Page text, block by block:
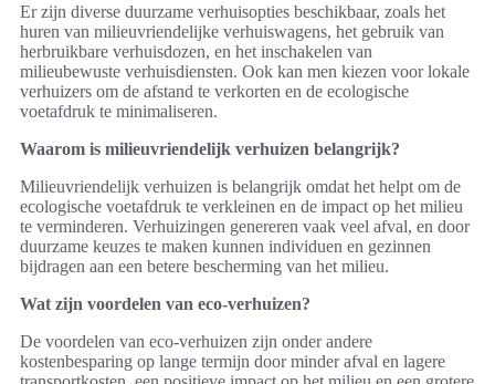
Er zijn diverse duurzame verhuisopties beschikbaar, zoals het
huren van milieuvriendelijke verhuiswagens, het gebruik van
herbruikbare verhuisdozen, en het inschakelen van
milieubewuste verhuisdiensten. Ook kan men kiezen voor lokale
verhuizers om de afstand te verkorten en de ecologische
voetafdruk te minimaliseren.
Waarom is milieuvriendelijk verhuizen belangrijk?
Milieuvriendelijk verhuizen is belangrijk omdat het helpt om de
ecologische voetafdruk te verkleinen en de impact op het milieu
te verminderen. Verhuizingen genereren vaak veel afval, en door
duurzame keuzes te maken kunnen individuen en gezinnen
bijdragen aan een betere bescherming van het milieu.
Wat zijn voordelen van eco-verhuizen?
De voordelen van eco-verhuizen zijn onder andere
kostenbesparing op lange termijn door minder afval en lagere